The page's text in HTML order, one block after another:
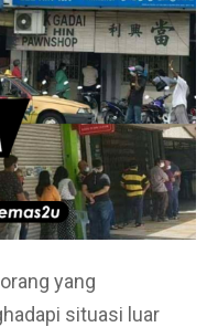
yang
situasi luar